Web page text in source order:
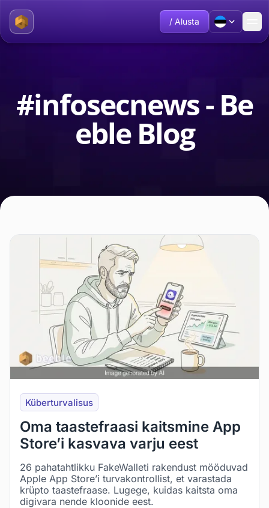
/ Alusta
#infosecnews - Be
eble Blog
Küberturvalisus
Oma taastefraasi kaitsmine App
Store’i kasvava varju eest
26 pahatahtlikku FakeWalleti rakendust mööduvad
Apple App Store’i turvakontrollist, et varastada
krüpto taastefraase. Lugege, kuidas kaitsta oma
digivara nende kloonide eest.